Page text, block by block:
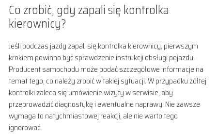
Co zrobić, gdy zapali się kontrolka
kierownicy?
Jeśli podczas jazdy zapali się kontrolka kierownicy, pierwszym
krokiem powinno być sprawdzenie instrukcji obsługi pojazdu.
Producent samochodu może podać szczegółowe informacje na
temat tego, co należy zrobić w takiej sytuacji. W przypadku żółtej
kontrolki zaleca się umówienie wizyty w serwisie, aby
przeprowadzić diagnostykę i ewentualne naprawy. Nie zawsze
wymaga to natychmiastowej reakcji, ale nie warto tego
ignorować.